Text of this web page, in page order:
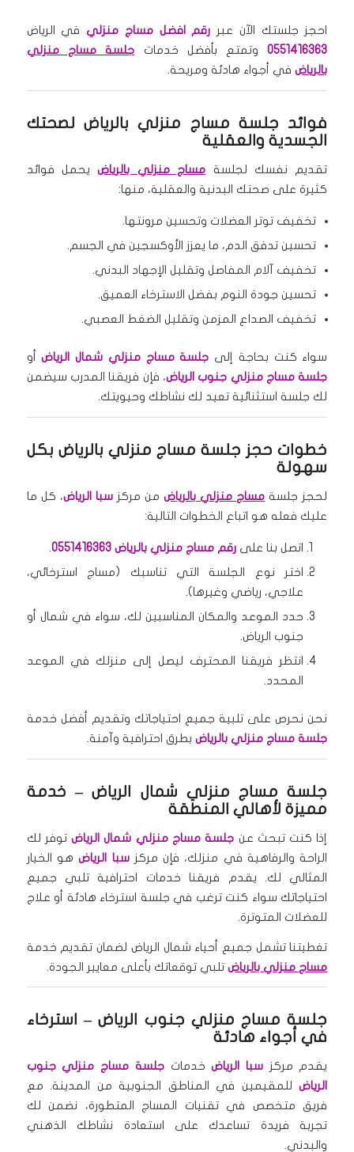
احجز جلستك الآن عبر رقم افضل مساج منزليفي الرياض
0551416363وتمتع بأفضل خدمات جلسة مساج منزلي
بالرياضفي أجواء هادئة ومريحة.
فوائد جلسة مساج منزلي بالرياض لصحتك
الجسدية والعقلية
تقديم نفسك لجلسة مساج منزلي بالرياضيحمل فوائد
كثيرة على صحتك البدنية والعقلية، منها:
تخفيف توتر العضلات وتحسين مرونتها.
تحسين تدفق الدم، ما يعزز الأوكسجين في الجسم.
تخفيف آلام المفاصل وتقليل الإجهاد البدني.
تحسين جودة النوم بفضل الاسترخاء العميق.
تخفيف الصداع المزمن وتقليل الضغط العصبي.
سواء كنت بحاجة إلى جلسة مساج منزلي شمال الرياضأو
جلسة مساج منزلي جنوب الرياض، فإن فريقنا المدرب سيضمن
لك جلسة استثنائية تعيد لك نشاطك وحيويتك.
خطوات حجز جلسة مساج منزلي بالرياض بكل
سهولة
لحجز جلسة مساج منزلي بالرياضمن مركزسبا الرياض، كل ما
عليك فعله هو اتباع الخطوات التالية:
اتصل بنا على رقم مساج منزلي بالرياض 0551416363
.
اختر نوع الجلسة التي تناسبك (مساج استرخائي،
علاجي، رياضي وغيرها).
حدد الموعد والمكان المناسبين لك، سواء في شمال أو
جنوب الرياض.
انتظر فريقنا المحترف ليصل إلى منزلك في الموعد
المحدد.
نحن نحرص على تلبية جميع احتياجاتك وتقديم أفضل خدمة
جلسة مساج منزلي بالرياضبطرق احترافية وآمنة.
جلسة مساج منزلي شمال الرياض– خدمة
مميزة لأهالي المنطقة
إذا كنت تبحث عن جلسة مساج منزلي شمال الرياضتوفر لك
الراحة والرفاهية في منزلك، فإن مركزسبا الرياضهو الخيار
المثالي لك. يقدم فريقنا خدمات احترافية تلبي جميع
احتياجاتك سواء كنت ترغب في جلسة استرخاء هادئة أو علاج
للعضلات المتوترة.
تغطيتنا تشمل جميع أحياء شمال الرياض لضمان تقديم خدمة
مساج منزلي بالرياضتلبي توقعاتك بأعلى معايير الجودة.
جلسة مساج منزلي جنوب الرياض– استرخاء
في أجواء هادئة
يقدم مركزسبا الرياضخدماتجلسة مساج منزلي جنوب
الرياضللمقيمين في المناطق الجنوبية من المدينة. مع
فريق متخصص في تقنيات المساج المتطورة، نضمن لك
تجربة فريدة تساعدك على استعادة نشاطك الذهني
والبدني.